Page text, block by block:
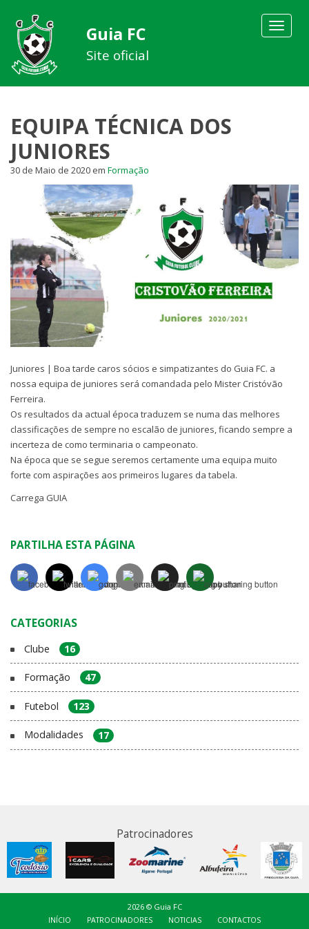
Toggle
Guia FC
Site oficial
EQUIPA TÉCNICA DOS
JUNIORES
30 de Maio de 2020 em Formação
Juniores | Boa tarde caros sócios e simpatizantes do Guia FC. a
nossa equipa de juniores será comandada pelo Mister Cristóvão
Ferreira.
Os resultados da actual época traduzem se numa das melhores
classificações de sempre no escalão de juniores, ficando sempre a
incerteza de como terminaria o campeonato.
Na época que se segue seremos certamente uma equipa muito
forte com aspirações aos primeiros lugares da tabela.
Carrega GUIA
PARTILHA ESTA PÁGINA
CATEGORIAS
Clube 16
Formação 47
Futebol 123
Modalidades 17
Patrocinadores
2026 © Guia FC
INÍCIO PATROCINADORES NOTICIAS CONTACTOS